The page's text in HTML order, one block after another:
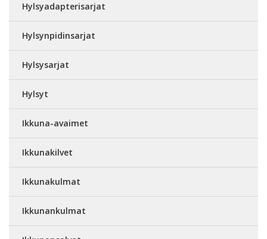
Hylsyadapterisarjat
Hylsynpidinsarjat
Hylsysarjat
Hylsyt
Ikkuna-avaimet
Ikkunakilvet
Ikkunakulmat
Ikkunankulmat